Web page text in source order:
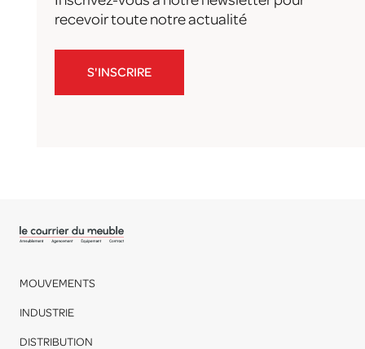
recevoir toute notre actualité
S'INSCRIRE
MOUVEMENTS
INDUSTRIE
DISTRIBUTION